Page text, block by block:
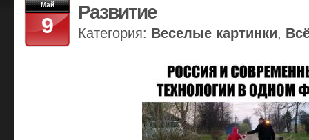
Май
9
Развитие
Категория: Веселые картинки,